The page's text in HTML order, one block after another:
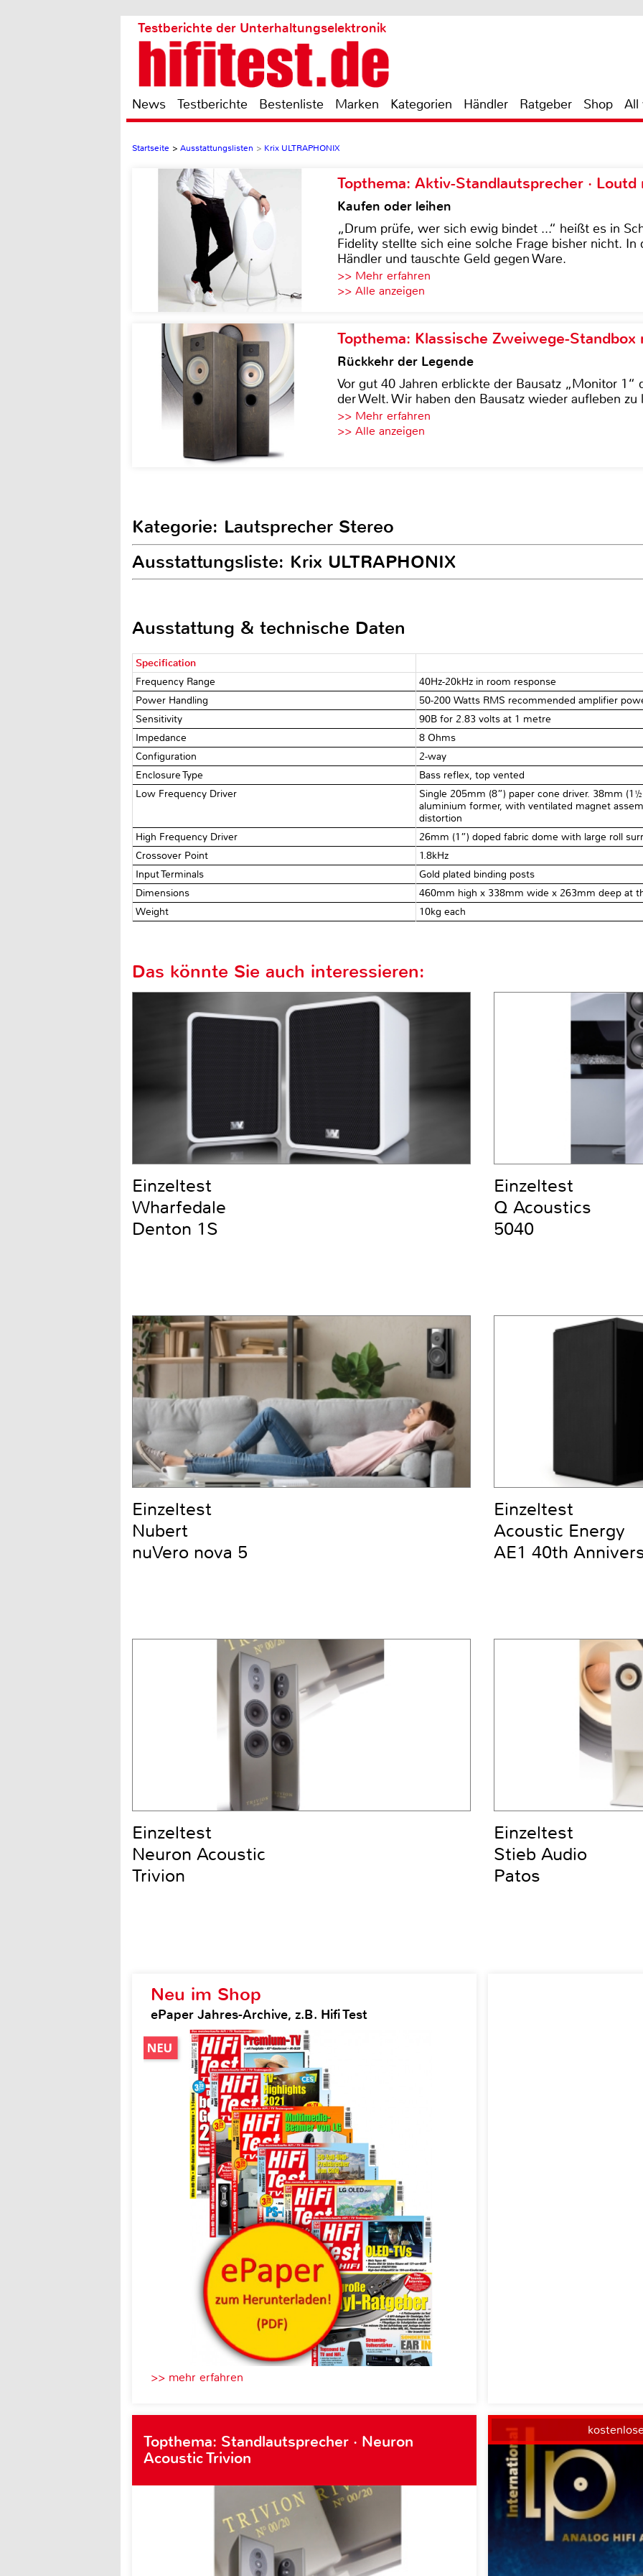
Testberichte der Unterhaltungselektronik
News Testberichte Bestenliste Marken Kategorien Händler Ratgeber Shop All
Startseite > Ausstattungslisten > Krix ULTRAPHONIX
Topthema: Aktiv-Standlautsprecher · Loutd
Kaufen oder leihen
„Drum prüfe, wer sich ewig bindet ...“ heißt es in
Fidelity stellte sich eine solche Frage bisher nicht. In
Händler und tauschte Geld gegen Ware.
>> Mehr erfahren
>> Alle anzeigen
Topthema: Klassische Zweiwege-
Rückkehr der Legende
Vor gut 40 Jahren erblickte der Bausatz „Monitor 1“
der Welt. Wir haben den Bausatz wieder aufleben zu
>> Mehr erfahren
>> Alle anzeigen
Kategorie: Lautsprecher Stereo
Ausstattungsliste: Krix ULTRAPHONIX
Ausstattung & technische Daten
Specification
Frequency Range
40Hz-20kHz in room response
Power Handling
50-200 Watts RMS recommended amplifier
Sensitivity
90B for 2.83 volts at 1 metre
Impedance
8 Ohms
Configuration
2-way
Enclosure Type
Bass reflex, top vented
Low Frequency Driver
Single 205mm (8”) paper cone driver. 38mm
aluminium former, with ventilated magnet
distortion
High Frequency Driver
26mm (1”) doped fabric dome with large roll
Crossover Point
1.8kHz
Input Terminals
Gold plated binding posts
Dimensions
460mm high x 338mm wide x 263mm deep at
Weight
10kg each
Neu im Shop
ePaper Jahres-Archive, z.B. Hifi Test
>> mehr erfahren
Topthema: Standlautsprecher · Neuron
Acoustic Trivion
Das könnte Sie auch interessieren:
Einzeltest
Wharfedale
Denton 1S
Einzeltest
Q Acoustics
5040
Einzeltest
Nubert
nuVero nova 5
Einzeltest
Acoustic Energy
AE1 40th
Einzeltest
Neuron Acoustic
Trivion
Einzeltest
Stieb Audio
Patos